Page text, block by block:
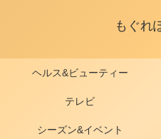
もぐれ
ヘルス&ビューティー
テレビ
シーズン&イベント